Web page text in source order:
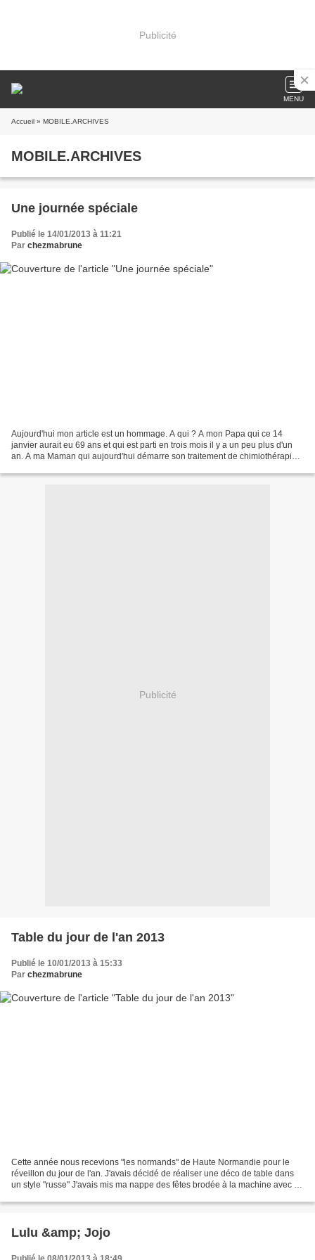
Publicité
MENU
Accueil » MOBILE.ARCHIVES
MOBILE.ARCHIVES
Une journée spéciale
Publié le 14/01/2013 à 11:21
Par chezmabrune
Aujourd'hui mon article est un hommage. A qui ? A mon Papa qui ce 14
janvier aurait eu 69 ans et qui est parti en trois mois il y a un peu plus d'un
an. A ma Maman qui aujourd'hui démarre son traitement de chimiothérapie
Publicité
Table du jour de l'an 2013
Publié le 10/01/2013 à 15:33
Par chezmabrune
Cette année nous recevions "les normands" de Haute Normandie pour le
réveillon du jour de l'an. J'avais décidé de réaliser une déco de table dans
un style "russe" J'avais mis ma nappe des fêtes brodée à la machine avec un
Lulu &amp; Jojo